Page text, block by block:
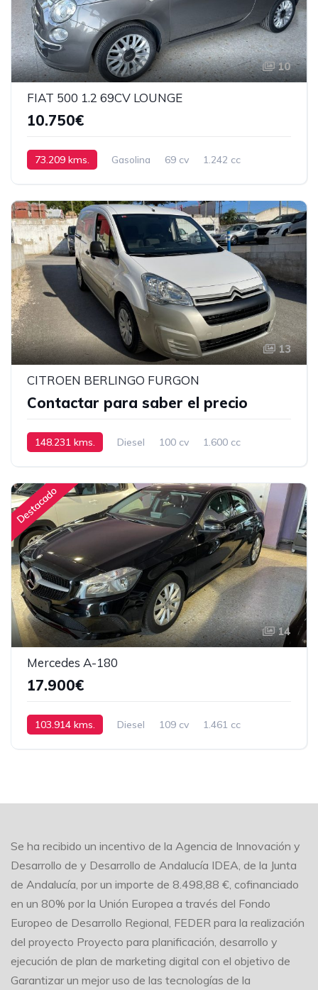
10
FIAT 500 1.2 69CV LOUNGE
10.750€
73.209 kms. Gasolina 69 cv
1.242 cc
13
CITROEN BERLINGO FURGON
Contactar para saber el precio
148.231 kms. Diesel 100 cv
1.600 cc
Destacado
14
Mercedes A-180
17.900€
103.914 kms. Diesel 109 cv
1.461 cc
Se ha recibido un incentivo de la Agencia de Innovación y
Desarrollo de y Desarrollo de Andalucía IDEA, de la Junta
de Andalucía, por un importe de 8.498,88 €, cofinanciado
en un 80% por la Unión Europea a través del Fondo
Europeo de Desarrollo Regional, FEDER para la realización
del proyecto Proyecto para planificación, desarrollo y
ejecución de plan de marketing digital con el objetivo de
Garantizar un mejor uso de las tecnologías de la